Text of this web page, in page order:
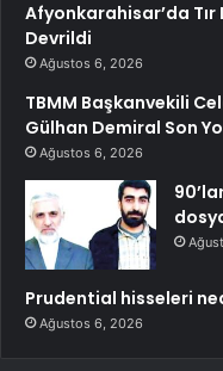
Afyonkarahisar’da
Devrildi
Ağustos 6, 2026
TBMM Başkanvekili
Gülhan Demiral Son
Ağustos 6, 2026
Prudential hisseleri
Ağustos 6, 2026